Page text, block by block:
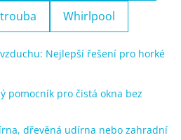
Whirlpool
Nejlepší řešení pro horké
pomocník pro čistá okna bez
dřevěná udírna nebo zahradní